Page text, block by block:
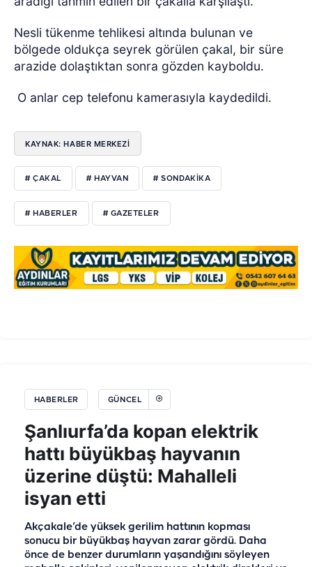
Nesli tükenme tehlikesi altında bulunan ve
bölgede oldukça seyrek görülen çakal, bir süre
arazide dolaştıktan sonra gözden kayboldu.
O anlar cep telefonu kamerasıyla kaydedildi.
KAYNAK: HABER MERKEZI
# ÇAKAL # HAYVAN # SONDAKİKA
# HABERLER # GAZETELER
HABERLER GÜNCEL
Şanlıurfa’da kopan elektrik
hattı büyükbaş hayvanın
üzerine düştü: Mahalleli
isyan etti
Akçakale’de yüksek gerilim hattının kopması
sonucu bir büyükbaş hayvan zarar gördü. Daha
önce de benzer durumların yaşandığını söyleyen